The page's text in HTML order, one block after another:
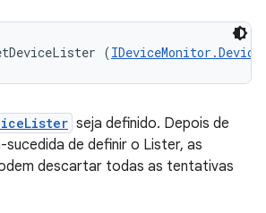
(
seja definido. Depois de
de definir o Lister, as
descartar todas as tentativas